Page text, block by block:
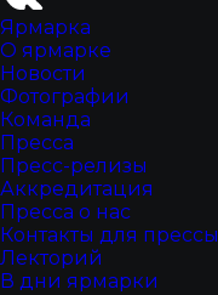
Ярмарка
О ярмарке
Новости
Фотографии
Команда
Пресса
Пресс-релизы
Аккредитация
Пресса о нас
Контакты для прессы
Лекторий
В дни ярмарки